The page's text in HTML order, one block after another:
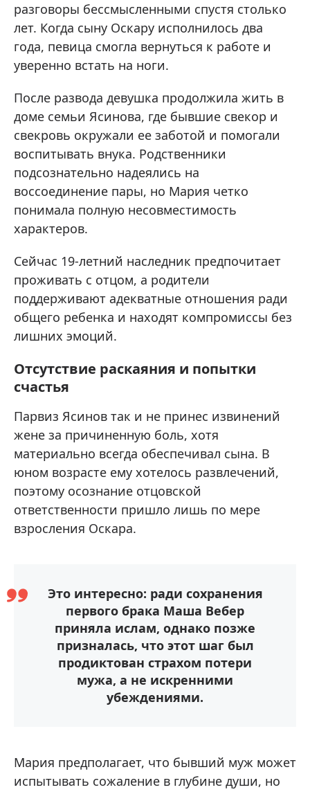
разговоры бессмысленными спустя столько
лет. Когда сыну Оскару исполнилось два
года, певица смогла вернуться к работе и
уверенно встать на ноги.
После развода девушка продолжила жить в
доме семьи Ясинова, где бывшие свекор и
свекровь окружали ее заботой и помогали
воспитывать внука. Родственники
подсознательно надеялись на
воссоединение пары, но Мария четко
понимала полную несовместимость
характеров.
Сейчас 19-летний наследник предпочитает
проживать с отцом, а родители
поддерживают адекватные отношения ради
общего ребенка и находят компромиссы без
лишних эмоций.
Отсутствие раскаяния и попытки
счастья
Парвиз Ясинов так и не принес извинений
жене за причиненную боль, хотя
материально всегда обеспечивал сына. В
юном возрасте ему хотелось развлечений,
поэтому осознание отцовской
ответственности пришло лишь по мере
взросления Оскара.
Это интересно: ради сохранения
первого брака Маша Вебер
приняла ислам, однако позже
призналась, что этот шаг был
продиктован страхом потери
мужа, а не искренними
убеждениями.
Мария предполагает, что бывший муж может
испытывать сожаление в глубине души, но